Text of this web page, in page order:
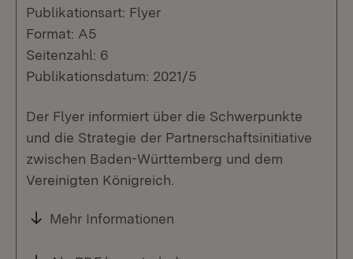
Publikationsart: Flyer
Format: A5
Seitenzahl: 6
Publikationsdatum: 2021/5
Der Flyer informiert über die Schwerpunkte
und die Strategie der Partnerschaftsinitiative
zwischen Baden-Württemberg und dem
Vereinigten Königreich.
Mehr Informationen